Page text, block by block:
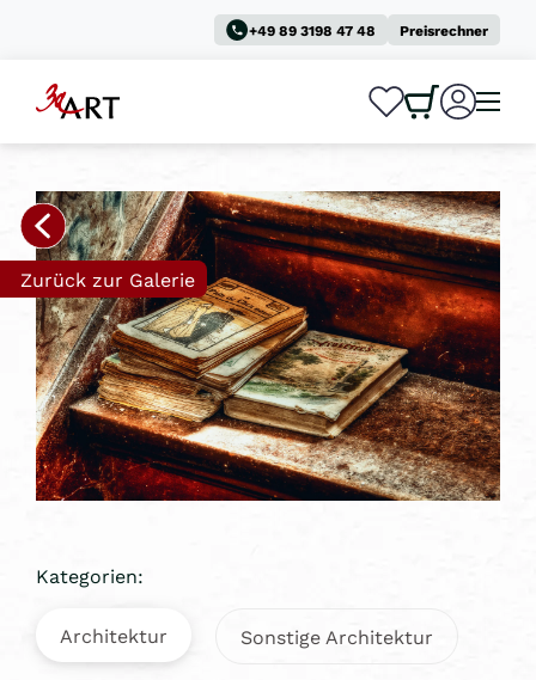
+49 89 3198 47 48 Preisrechner
0
Zurück zur Galerie
Kategorien:
Architektur Sonstige Architektur